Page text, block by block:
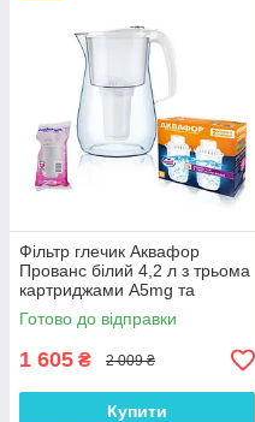
Фільтр глечик Аквафор
Прованс білий 4,2 л з трьома
картриджами А5mg та
В6(2шт)
Готово до відправки
1 605 ₴ 2 009 ₴
Купити